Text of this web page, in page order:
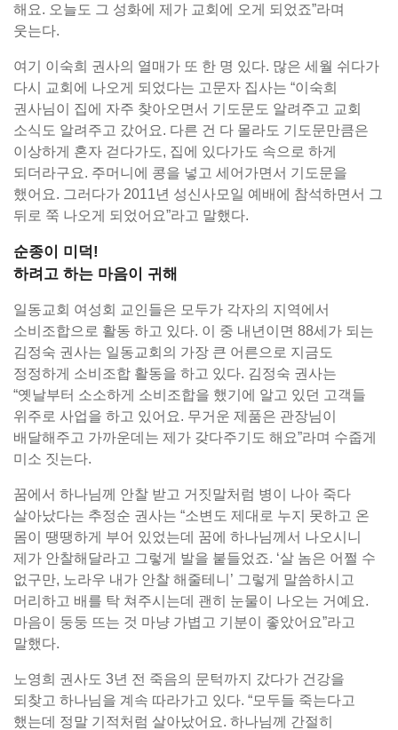
해요. 오늘도 그 성화에 제가 교회에 오게 되었죠”라며
웃는다.
여기 이숙희 권사의 열매가 또 한 명 있다. 많은 세월 쉬다가
다시 교회에 나오게 되었다는 고문자 집사는 “이숙희
권사님이 집에 자주 찾아오면서 기도문도 알려주고 교회
소식도 알려주고 갔어요. 다른 건 다 몰라도 기도문만큼은
이상하게 혼자 걷다가도, 집에 있다가도 속으로 하게
되더라구요. 주머니에 콩을 넣고 세어가면서 기도문을
했어요. 그러다가 2011년 성신사모일 예배에 참석하면서 그
뒤로 쭉 나오게 되었어요”라고 말했다.
순종이 미덕!
하려고 하는 마음이 귀해
일동교회 여성회 교인들은 모두가 각자의 지역에서
소비조합으로 활동 하고 있다. 이 중 내년이면 88세가 되는
김정숙 권사는 일동교회의 가장 큰 어른으로 지금도
정정하게 소비조합 활동을 하고 있다. 김정숙 권사는
“옛날부터 소소하게 소비조합을 했기에 알고 있던 고객들
위주로 사업을 하고 있어요. 무거운 제품은 관장님이
배달해주고 가까운데는 제가 갖다주기도 해요”라며 수줍게
미소 짓는다.
꿈에서 하나님께 안찰 받고 거짓말처럼 병이 나아 죽다
살아났다는 추정순 권사는 “소변도 제대로 누지 못하고 온
몸이 땡땡하게 부어 있었는데 꿈에 하나님께서 나오시니
제가 안찰해달라고 그렇게 발을 붙들었죠. ‘살 놈은 어쩔 수
없구만, 노라우 내가 안찰 해줄테니’ 그렇게 말씀하시고
머리하고 배를 탁 쳐주시는데 괜히 눈물이 나오는 거예요.
마음이 둥둥 뜨는 것 마냥 가볍고 기분이 좋았어요”라고
말했다.
노영희 권사도 3년 전 죽음의 문턱까지 갔다가 건강을
되찾고 하나님을 계속 따라가고 있다. “모두들 죽는다고
했는데 정말 기적처럼 살아났어요. 하나님께 간절히